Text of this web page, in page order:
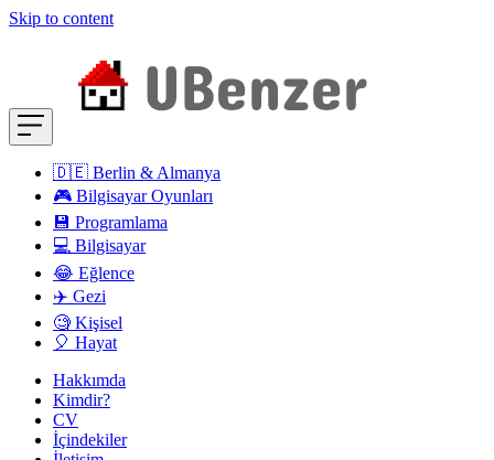
Skip to content
🇩🇪 Berlin & Almanya
🎮 Bilgisayar Oyunları
💾 Programlama
💻 Bilgisayar
😂 Eğlence
✈️ Gezi
🧐 Kişisel
🎈 Hayat
Hakkımda
Kimdir?
CV
İçindekiler